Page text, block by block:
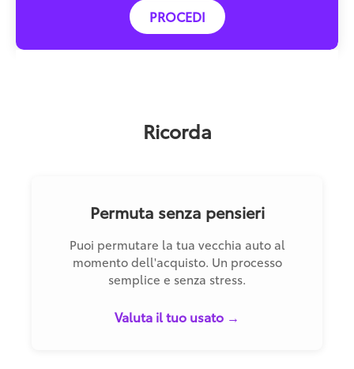
PROCEDI
Ricorda
Permuta senza pensieri
Puoi permutare la tua vecchia auto al
momento dell'acquisto. Un processo
semplice e senza stress.
Valuta il tuo usato →